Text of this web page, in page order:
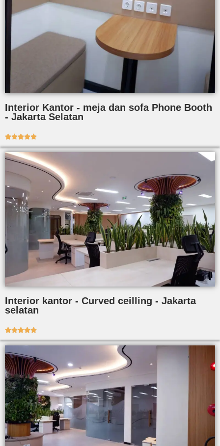
Interior Kantor - meja dan sofa Phone Booth
- Jakarta Selatan

Interior kantor - Curved ceilling - Jakarta
selatan
